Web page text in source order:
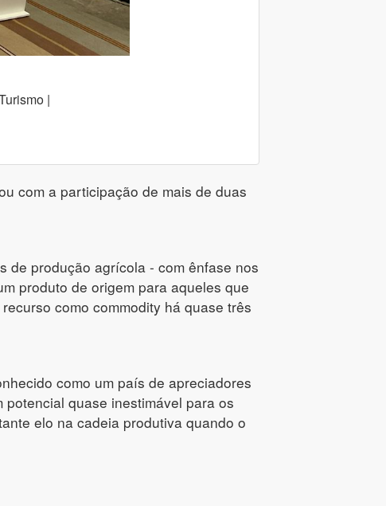
|
com a participação de mais de duas
de produção agrícola - com ênfase nos
produto de origem para aqueles que
como commodity há quase três
como um país de apreciadores
quase inestimável para os
elo na cadeia produtiva quando o